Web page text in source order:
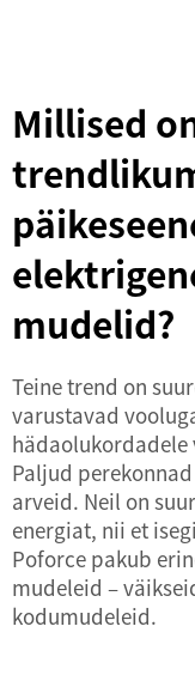
Millised
mudelid?
Teine trend on
varustavad
hädaolukordadele
Paljud
arveid. Neil on
energiat, nii et
Poforce pakub
mudeleid –
kodumudeleid.